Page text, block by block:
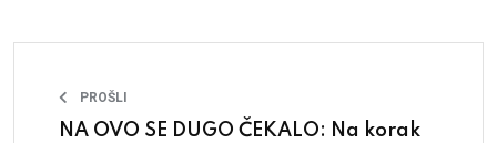
PROŠLI
NA OVO SE DUGO ČEKALO: Na korak